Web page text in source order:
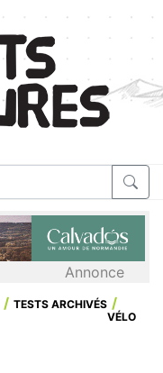
Annonce
TESTS ARCHIVÉS
VÉLO